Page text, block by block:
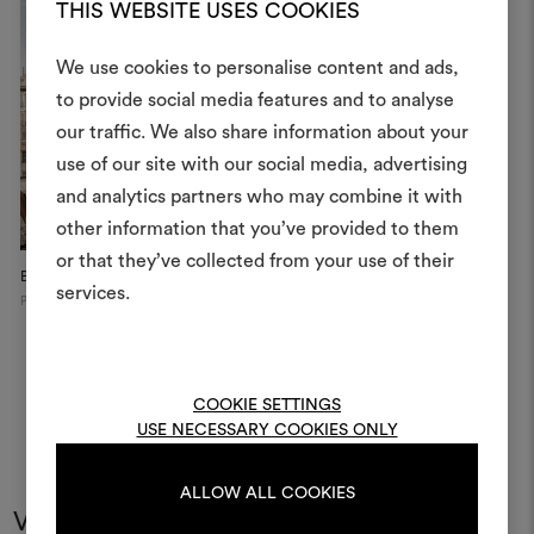
THIS WEBSITE USES COOKIES
We use cookies to personalise content and ads,
to provide social media features and to analyse
our traffic. We also share information about your
use of our site with our social media, advertising
and analytics partners who may combine it with
other information that you’ve provided to them
or that they’ve collected from your use of their
services.
COOKIE SETTINGS
USE NECESSARY COOKIES ONLY
ALLOW ALL COOKIES
Bulgari Hotel
Paris
Vous pourriez aussi aimer
Créer
Un instrument interactif
à vos idées et les partager,
des matériaux et des